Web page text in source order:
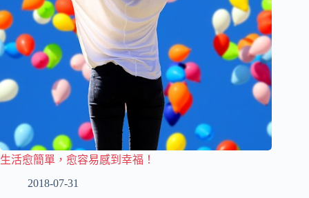
生活愈簡單，愈容易感到幸福！
2018-07-31